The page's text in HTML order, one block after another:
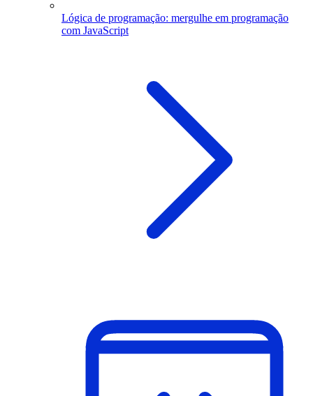
Lógica de programação: mergulhe em programação
com JavaScript